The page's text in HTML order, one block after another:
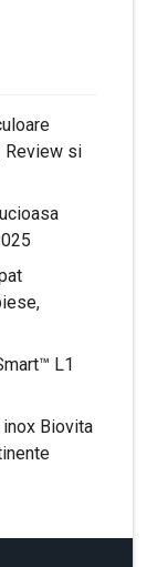
Review si
L1
Biovita